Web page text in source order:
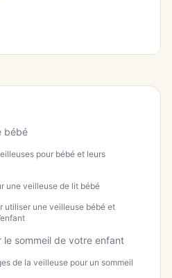
bébé
pour bébé et leurs
une veilleuse de lit bébé
utiliser une veilleuse bébé et
le sommeil de votre enfant
de la veilleuse pour un sommeil